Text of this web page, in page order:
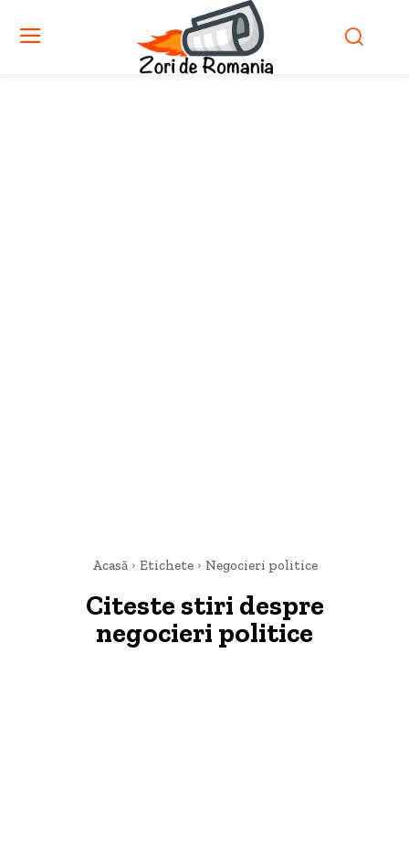
Acasă Etichete Negocieri politice
Citeste stiri despre
negocieri politice